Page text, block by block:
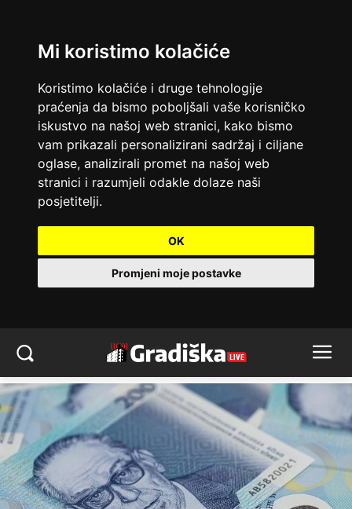
Mi koristimo kolačiće
Koristimo kolačiće i druge tehnologije
praćenja da bismo poboljšali vaše korisničko
iskustvo na našoj web stranici, kako bismo
vam prikazali personalizirani sadržaj i ciljane
oglase, analizirali promet na našoj web
stranici i razumjeli odakle dolaze naši
posjetitelji.
OK
Promjeni moje postavke